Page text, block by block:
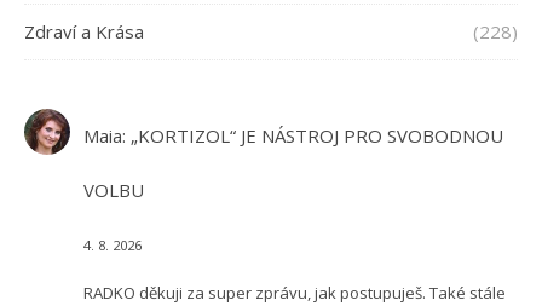
Zdraví a Krása (228)
Maia: „KORTIZOL“ JE NÁSTROJ PRO SVOBODNOU
VOLBU
4. 8. 2026
RADKO děkuji za super zprávu, jak postupuješ. Také stále